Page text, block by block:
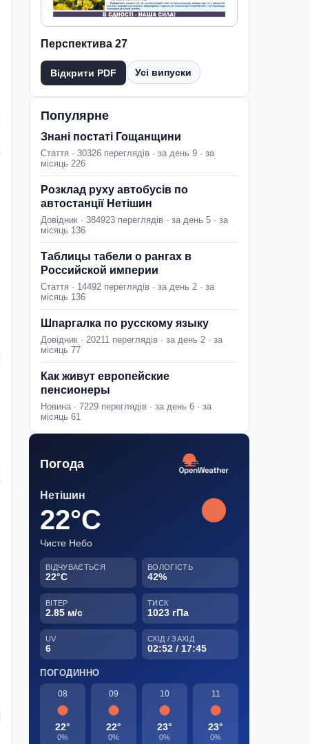
Перспектива 27
Відкрити PDF Усі випуски
Популярне
Знані постаті Гощанщини
Стаття · 30326 переглядів · за день 9 · за
місяць 226
Розклад руху автобусів по
автостанції Нетішин
Довідник · 384923 переглядів · за день 5 · за
місяць 136
Таблицы табели о рангах в
Российской империи
Стаття · 14492 переглядів · за день 2 · за
місяць 136
Шпаргалка по русскому языку
Довідник · 20211 переглядів · за день 2 · за
місяць 77
Как живут европейские
пенсионеры
Новина · 7229 переглядів · за день 6 · за
місяць 61
Погода
Нетішин
22°C
Чисте Небо
ВІДЧУВАЄТЬСЯ
22°C
ВОЛОГІСТЬ
42%
ВІТЕР
2.85 м/с
ТИСК
1023 гПа
UV
6
СХІД / ЗАХІД
02:52 / 17:45
ПОГОДИННО
08
22°
0%
09
22°
0%
10
23°
0%
11
23°
0%